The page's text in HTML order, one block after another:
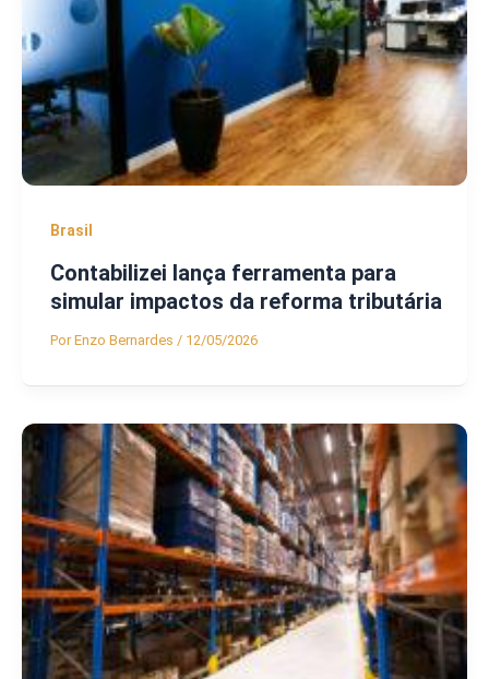
Brasil
Contabilizei lança ferramenta para
simular impactos da reforma tributária
PorEnzo Bernardes / 12/05/2026